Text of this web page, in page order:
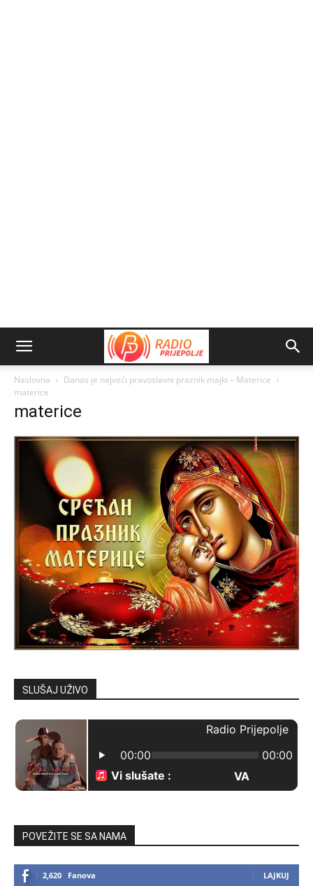
Naslovna
Danas je najveći pravoslavni praznik majki – Materice
materice
materice
SLUŠAJ UŽIVO
POVEŽITE SE SA NAMA
2,620 Fanova LAJKUJ